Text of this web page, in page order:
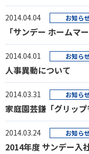
2014.04.04 お知ら
「サンデー ホームマ
2014.04.01 お知ら
人事異動について
2014.03.31 お知ら
家庭園芸鎌「グリッ
2014.03.24 お知ら
2014年度 サンデー入